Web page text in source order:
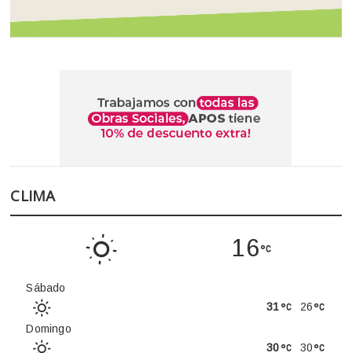
CLIMA
16
Sábado
26
31
Domingo
30
30